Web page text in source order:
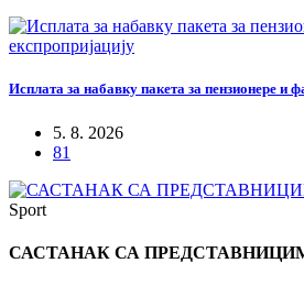
Исплата за набавку пакета за пензионере и
5. 8. 2026
81
Sport
САСТАНАК СА